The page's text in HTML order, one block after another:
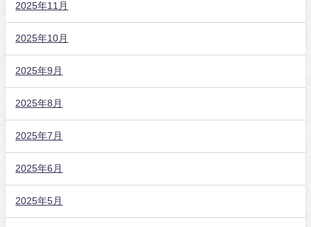
2025年11月
2025年10月
2025年9月
2025年8月
2025年7月
2025年6月
2025年5月